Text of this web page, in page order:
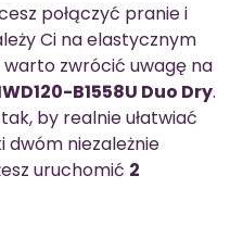
połączyć pranie i
Ci na elastycznym
zwrócić uwagę na
B1558U Duo Dry.
by realnie ułatwiać
dwóm niezależnie
uruchomić 2